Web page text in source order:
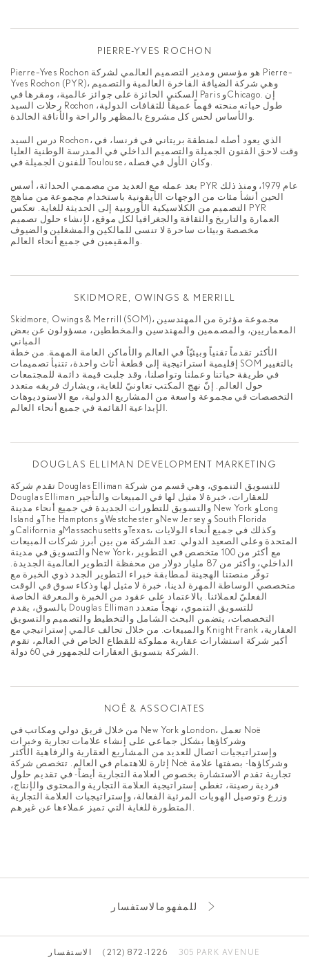
PIERRE-YVES ROCHON
Pierre–Yves Rochon هو مؤسس ومدير التصميم العالمي لشركة Pierre–
Yves Rochon (PYR)، وهي شركة الضيافة الفاخرة العالمية والتصميم
السكني الحائزة على جوائز عالمية، ومقرها في Paris وChicago. إن
رحلات السيد Rochon طول حياته منحته فهماً عميقاً للثقافات الدولية،
والأساس لحس كل مشروع بالمظهر والراحة والأناقة الخالدة.
درس السيد Rochon، الذي يعود أصله لمنطقة بريتاني في فرنسا، في
وقت لاحق الفنون الجميلة والتصميم الداخلي في المدرسة الوطنية العليا
للفنون الجميلة في Toulouse، وكان الأول في فصله.
بعد عمله مع العديد من مصممي الحداثة، أسس PYR عام 1979، ومنذ ذلك
الحين أنشأ مئات من الوجهات الأيقونية باستخدام مجموعة من مناهج
التصميم من الكلاسيكية الأوروبية إلى الحديثة للغاية. تعكس PYR
العمارة والتاريخ والثقافة والجغرافيا لكل موقع، لإنشاء حلول تصميم
مخصصة وبيئات ساحرة لا تنسى للمالكين والمشغلين والضيوف
والمقيمين في جميع أنحاء العالم.
SKIDMORE, OWINGS & MERRILL
Skidmore, Owings & Merrill (SOM)، مجموعة مؤثرة من المهندسين
المعماريين، والمصممين والمهندسين والمخططين، مسؤولون عن بعض
المباني
الأكثر تقدماً تقنياً وبيئيّاً في العالم والأماكن العامة المهمة. من خطة
إقليمية استراتيجية إلى قطعة أثاث واحدة، تتنبأ تصميمات SOM بالتغيير
في طريقة حياتنا وعملنا وتواصلنا، وقد جلبت قيمة دائمة للمجتمعات
حول العالم. إنّ نهج المكتب تعاونيّ للغاية، ويشارك فريقه متعدد
التخصصات في مجموعة واسعة من المشاريع الدولية، مع الاستوديوهات
الإبداعية القائمة في جميع أنحاء العالم.
DOUGLAS ELLIMAN DEVELOPMENT MARKETING
تقدم شركة Douglas Elliman للتسويق التنموي، وهي قسم من شركة
Douglas Elliman للعقارات، خبرة لا مثيل لها في المبيعات والتأجير
والتسويق للتطورات الجديدة في جميع أنحاء مدينة New York وLong
Island وThe Hamptons وWestchester وNew Jersey و South Florida
وCalifornia وMassachusetts وTexas، وكذلك في جميع أنحاء الولايات
المتحدة وعلى الصعيد الدولي. تعد الشركة من بين أبرز شركات المبيعات
والتسويق في مدينة New York، مع أكثر من 100 متخصص في التطوير
الداخلي، وأكثر من 87 مليار دولار من محفظة التطوير العالمية الجديدة.
توفّر منصتنا الهجينة لمطابقة خبراء التطوير الجدد ذوي الخبرة مع
متخصصي الوساطة المهرة لدينا، خبرة لا مثيل لها وذكاء سوق في الوقت
الفعليّ لعملائنا. بالاعتماد على عقود من الخبرة والمعرفة الخاصة
بالسوق، يقدم Douglas Elliman للتسويق التنموي، نهجاً متعدد
التخصصات، يتضمن البحث الشامل والتخطيط والتصميم والتسويق
والمبيعات. من خلال تحالف عالمي إستراتيجي مع Knight Frank العقارية،
أكبر شركة استشارات عقارية مملوكة للقطاع الخاص في العالم، تقوم
الشركة بتسويق العقارات للجمهور في 60 دولة.
NOË & ASSOCIATES
من خلال فريق دولي ومكاتب في New York وLondon، تعمل Noë
وشركاؤها بشكل جماعي على إنشاء علامات تجارية وخبرات
وإستراتيجيات اتصال للعديد من المشاريع العقارية والرفاهية الأكثر
إثارة للاهتمام في العالم. تتخصص شركة Noë وشركاؤها- بصفتها علامة
تجارية تقدم الاستشارة بخصوص العلامة التجارية أيضاً- في تقديم حلول
فردية رصينة، تغطي إستراتيجية العلامة التجارية والمحتوى والإنتاج،
وزرع وتوصيل الهويات المرئية الفعالة، وإستراتيجيات العلامة التجارية
المتطورة للغاية التي تميز عملاءها عن غيرهم.
للمفهومالاستفسار
الاستفسار (212) 872-1226 305 PARK AVENUE